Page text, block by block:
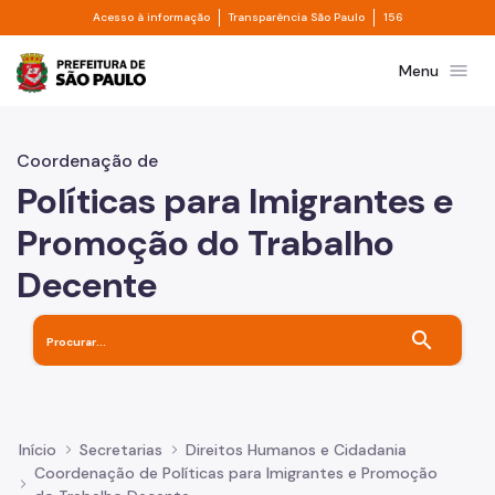
Pular para o Conteúdo principal
Acesso à informação Divisor de acesso à informação
Transparência São Paulo Divisor de
156
Prefeitura de São PauloMenu menu
Coordenação de
Políticas para Imigrantes e
Promoção do Trabalho
Decente
search
Início Secretarias
Direitos Humanos e Cidadania
Coordenação de Políticas para Imigrantes e Promoção